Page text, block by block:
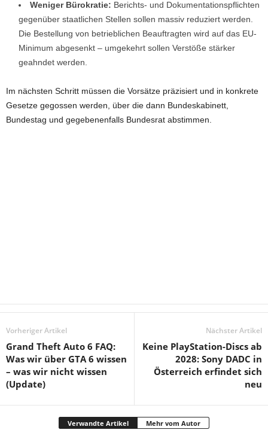
Weniger Bürokratie: Berichts- und Dokumentationspflichten
gegenüber staatlichen Stellen sollen massiv reduziert werden.
Die Bestellung von betrieblichen Beauftragten wird auf das EU-
Minimum abgesenkt – umgekehrt sollen Verstöße stärker
geahndet werden.
Im nächsten Schritt müssen die Vorsätze präzisiert und in konkrete
Gesetze gegossen werden, über die dann Bundeskabinett,
Bundestag und gegebenenfalls Bundesrat abstimmen.
Vorheriger Artikel
Grand Theft Auto 6 FAQ:
Was wir über GTA 6 wissen
– was wir nicht wissen
(Update)
Nächster Artikel
Keine PlayStation-Discs ab
2028: Sony DADC in
Österreich erfindet sich
neu
Verwandte Artikel Mehr vom Autor